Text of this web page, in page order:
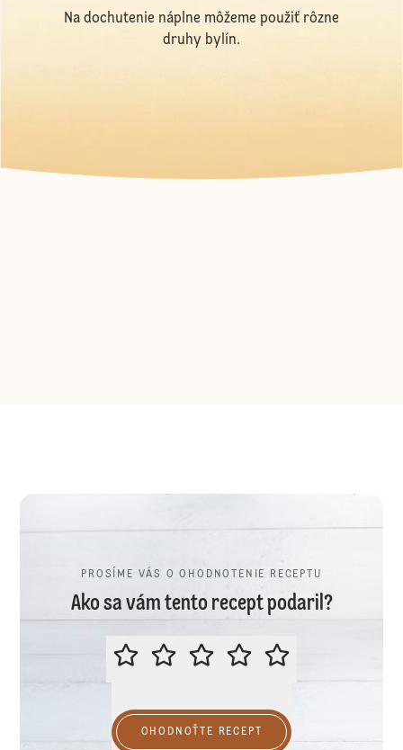
Na dochutenie náplne môžeme použiť rôzne
druhy bylín.
PROSÍME VÁS O OHODNOTENIE RECEPTU
Ako sa vám tento recept podaril?
PROSÍME VÁS O OHODNOTENIE
OHODNOŤTE RECEPT